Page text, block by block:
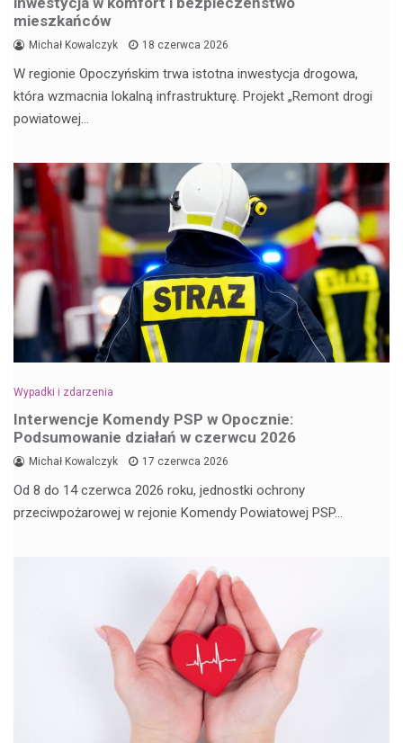
mieszkańców
Michał Kowalczyk 18 czerwca 2026
W regionie Opoczyńskim trwa istotna inwestycja drogowa,
która wzmacnia lokalną infrastrukturę. Projekt „Remont drogi
powiatowej…
Wypadki i zdarzenia
Interwencje Komendy PSP w Opocznie:
Podsumowanie działań w czerwcu 2026
Michał Kowalczyk 17 czerwca 2026
Od 8 do 14 czerwca 2026 roku, jednostki ochrony
przeciwpożarowej w rejonie Komendy Powiatowej PSP…